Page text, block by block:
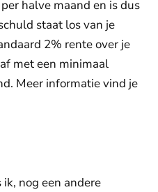
halve maand en is dus
staat los van je
2% rente over je
met een minimaal
Meer informatie vind je
nog een andere